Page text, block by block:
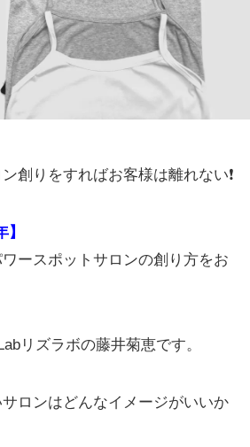
創りをすればお客様は離れない❗️
】
ースポットサロンの創り方をお
リズラボの藤井菊恵です。
サロンはどんなイメージがいいか